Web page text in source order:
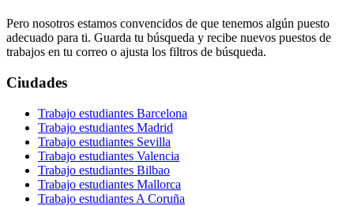
Pero nosotros estamos convencidos de que tenemos algún puesto
adecuado para ti. Guarda tu búsqueda y recibe nuevos puestos de
trabajos en tu correo o ajusta los filtros de búsqueda.
Ciudades
Trabajo estudiantes Barcelona
Trabajo estudiantes Madrid
Trabajo estudiantes Sevilla
Trabajo estudiantes Valencia
Trabajo estudiantes Bilbao
Trabajo estudiantes Mallorca
Trabajo estudiantes A Coruña